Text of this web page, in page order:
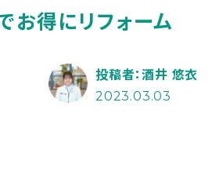
お得にリフォーム
投稿者：酒井 悠衣
2023.03.03